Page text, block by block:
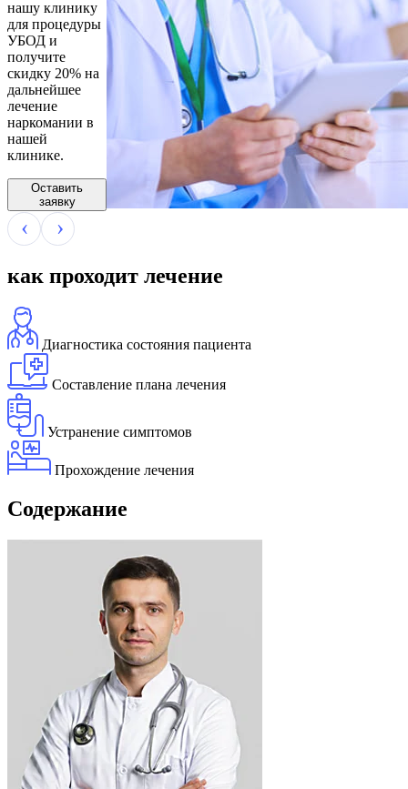
нашу клинику
для процедуры
УБОД и
получите
скидку 20% на
дальнейшее
лечение
наркомании в
нашей
клинике.
Оставить
заявку
как проходит лечение
Диагностика состояния пациента
Составление плана лечения
Устранение симптомов
Прохождение лечения
Содержание